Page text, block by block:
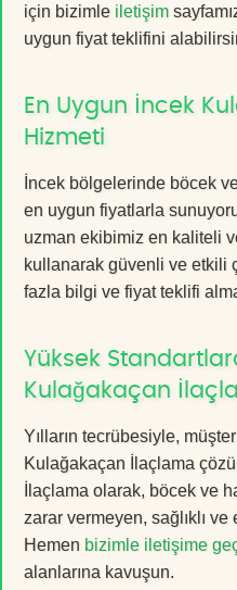
için bizimle iletişim
uygun fiyat teklifini
En Uygun İncek
Hizmeti
İncek bölgelerinde böcek
en uygun fiyatlarla
uzman ekibimiz en kaliteli
kullanarak güvenli ve etkili
fazla bilgi ve fiyat teklifi
Yüksek
Kulağakaçan
Yılların tecrübesiyle,
Kulağakaçan İlaçlama
İlaçlama olarak, böcek ve
zarar vermeyen, sağlıklı
Hemen bizimle iletişime
alanlarına kavuşun.